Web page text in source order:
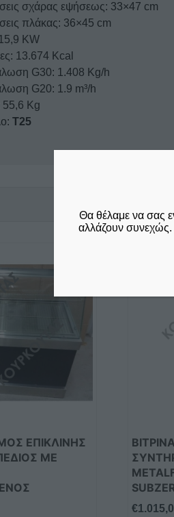
σχάρας εψήσεως: 33×47 cm
πλάκας: 36×45 cm
KW
13.674 Kcal
G30: 1.408 Kg/h
G20: 1.9 m³/h
55,6 Kg
T25
ΕΠΙΚΛΙΝΗΣ
ΜΕ
€
Θα θέλαμε να σας
αλλάζουν συνεχώς.